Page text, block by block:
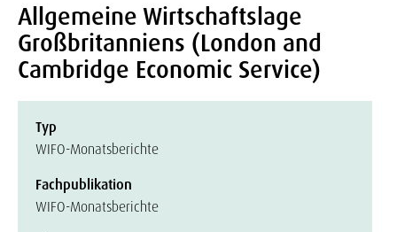
Allgemeine Wirtschaftslage
Großbritanniens (London and
Cambridge Economic Service)
Typ
WIFO-Monatsberichte
Fachpublikation
WIFO-Monatsberichte